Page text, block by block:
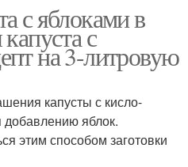
с яблоками в
с
на 3-литровую
капусты с кисло-
добавлению яблок.
этим способом заготовки